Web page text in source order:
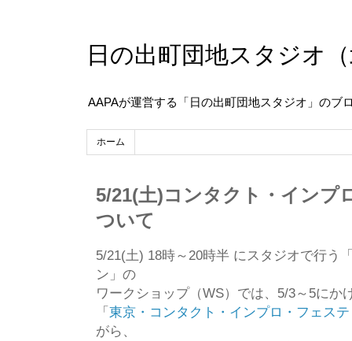
日の出町団地スタジオ
AAPAが運営する「日の出町団地スタジオ」のブ
ホーム
5/21(土)コンタクト・インプ
ついて
5/21(土) 18時～20時半 にスタジオで行う
ン」の
ワークショップ（WS）では、5/3～5にか
「 東京・コンタクト・インプロ・フェス
がら、